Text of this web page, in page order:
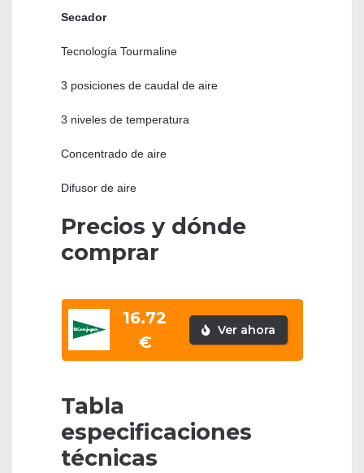
Secador
Tecnología Tourmaline
3 posiciones de caudal de aire
3 niveles de temperatura
Concentrado de aire
Difusor de aire
Precios y dónde
comprar
16.72
€
Ver ahora
Tabla
especificaciones
técnicas